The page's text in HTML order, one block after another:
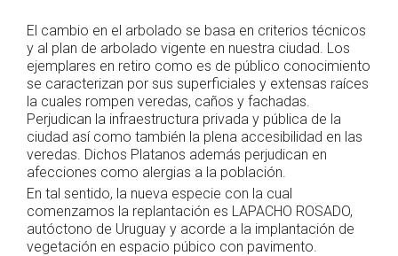
El cambio en el arbolado se basa en criterios técnicos
y al plan de arbolado vigente en nuestra ciudad. Los
ejemplares en retiro como es de público conocimiento
se caracterizan por sus superficiales y extensas raíces
la cuales rompen veredas, caños y fachadas.
Perjudican la infraestructura privada y pública de la
ciudad así como también la plena accesibilidad en las
veredas. Dichos Platanos además perjudican en
afecciones como alergias a la población.
En tal sentido, la nueva especie con la cual
comenzamos la replantación es LAPACHO ROSADO,
autóctono de Uruguay y acorde a la implantación de
vegetación en espacio púbico con pavimento.